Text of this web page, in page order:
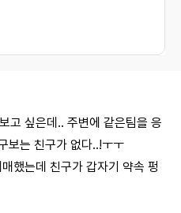
고 싶은데.. 주변에 같은팀을 응
보는 친구가 없다..!ㅜㅜ
했는데 친구가 갑자기 약속 펑